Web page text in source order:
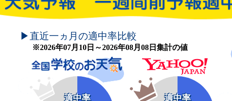
頑張れ！学校のお天気
▶直近一ヵ月の適中率比較
※2026年07月10日～2026年08月08日集計の値
適中率 適中率